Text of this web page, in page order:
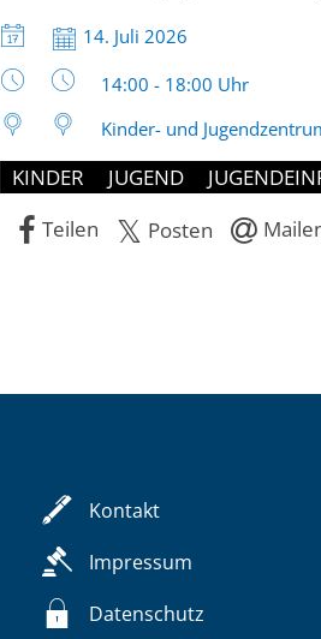
Datum:
14. Juli 2026
Uhrzeit:
14:00 - 18:00 Uhr
Kinder- und
KINDER JUGEND
Teilen
Posten
Kontakt
Impressum
Datenschutz